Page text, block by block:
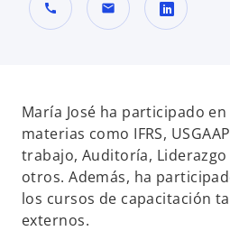
call mail
b
r
e
e
n
María José ha participado
materias como IFRS,
trabajo, Auditoría,
otros. Además, ha
los cursos de capacitación
externos.